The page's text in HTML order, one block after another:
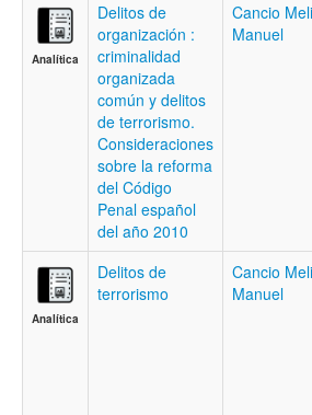
Analítica
Delitos de
organización :
criminalidad
organizada
común y delitos
de terrorismo.
Consideraciones
sobre la reforma
del Código
Penal español
del año 2010
Cancio
Manuel
Analítica
Delitos de
terrorismo
Cancio
Manuel